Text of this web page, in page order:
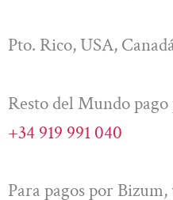
Pto. Rico, USA,
Resto del Mundo
+34 919 991 040
Para pagos por